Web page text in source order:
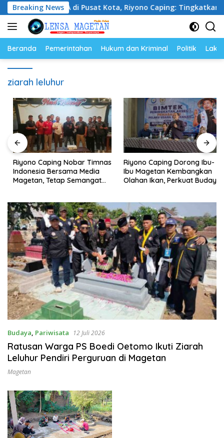
Langsung
ke
konten
Breaking News
UNESA di Pusat Kota, Riyono Caping: Tingkatkan SDM dan
Beranda Pemerintahan Hukum dan Kriminal Politik
ziarah leluhur
Riyono Caping Nobar Timnas
Indonesia Bersama Media
Magetan, Tetap Semangat
Riyono Caping Dorong Ibu-
Ibu Magetan Kembangkan
Olahan Ikan, Perkuat Budaya
Budaya, Pariwisata 12 Juli 2026
Ratusan Warga PS Boedi Oetomo Ikuti Ziarah
Leluhur Pendiri Perguruan di Magetan
Magetan